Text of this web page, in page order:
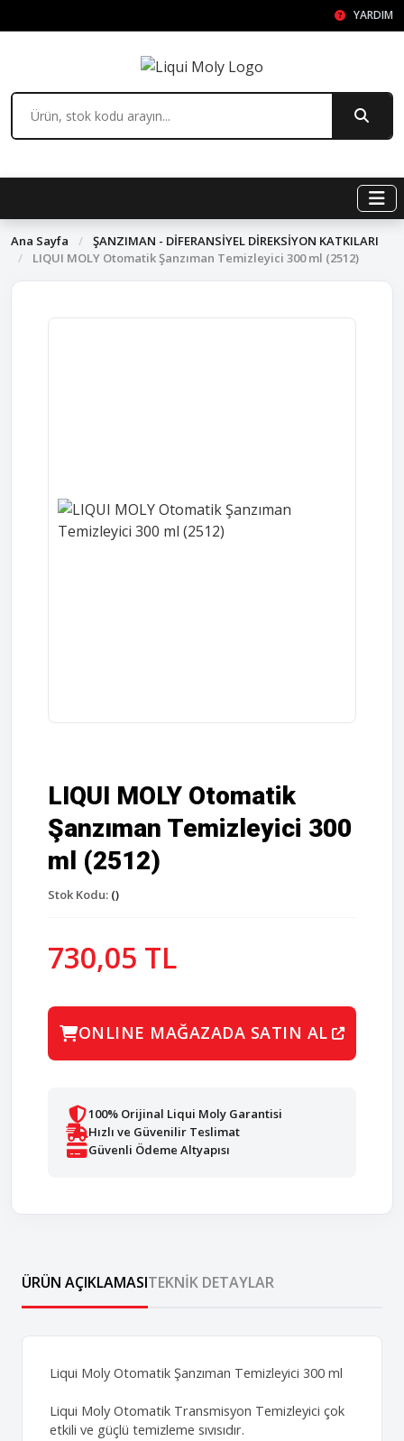
YARDIM
Ana Sayfa /
ŞANZIMAN - DİFERANSİYEL DİREKSİYON KATKILARI
/
LIQUI MOLY Otomatik Şanzıman Temizleyici 300 ml (2512)
LIQUI MOLY Otomatik
Şanzıman Temizleyici 300
ml (2512)
Stok Kodu: ()
730,05 TL
ONLINE MAĞAZADA SATIN AL
100% Orijinal Liqui Moly Garantisi
Hızlı ve Güvenilir Teslimat
Güvenli Ödeme Altyapısı
ÜRÜN AÇIKLAMASITEKNIK DETAYLAR
Liqui Moly Otomatik Şanzıman Temizleyici 300 ml
Liqui Moly Otomatik Transmisyon Temizleyici çok
etkili ve güçlü temizleme sıvısıdır.